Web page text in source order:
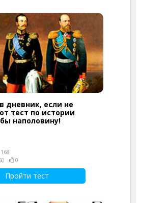
дневник, если не
тест по истории
наполовину!
0
Пройти тест